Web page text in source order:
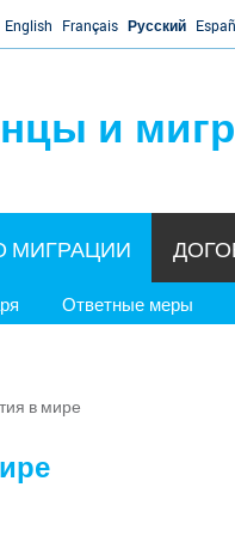
English Français Русский
и
МИГРАЦИИ
Ответные меры
в мире